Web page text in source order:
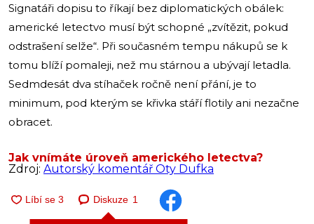
Signatáři dopisu to říkají bez diplomatických obálek:
americké letectvo musí být schopné „zvítězit, pokud
odstrašení selže“. Při současném tempu nákupů se k
tomu blíží pomaleji, než mu stárnou a ubývají letadla.
Sedmdesát dva stíhaček ročně není přání, je to
minimum, pod kterým se křivka stáří flotily ani nezačne
obracet.
Jak vnímáte úroveň amerického letectva?
Zdroj: Autorský komentář Oty Dufka
Diskuze 1